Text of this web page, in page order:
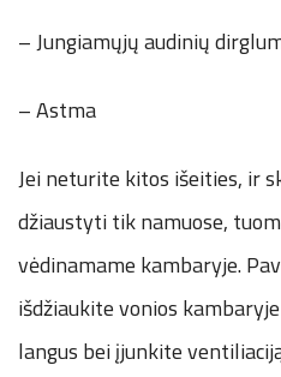
– Jungiamųjų audinių
– Astma
Jei neturite kitos išeities, ir
džiaustyti tik namuose,
vėdinamame kambaryje.
išdžiaukite vonios
langus bei įjunkite